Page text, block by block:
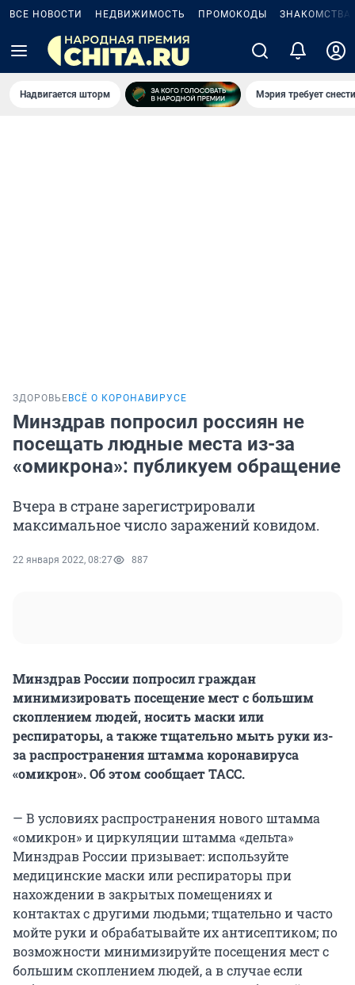
ВСЕ НОВОСТИ НЕДВИЖИМОСТЬ ПРОМОКОДЫ ЗНАКОМСТВА
Надвигается шторм Мэрия требует
ЗДОРОВЬЕ ВСЁ О КОРОНАВИРУСЕ
Минздрав попросил россиян не
посещать людные места из-за
«омикрона»: публикуем обращение
Вчера в стране зарегистрировали
максимальное число заражений ковидом.
22 января 2022, 08:27 887
Минздрав России попросил граждан
минимизировать посещение мест с большим
скоплением людей, носить маски или
респираторы, а также тщательно мыть руки из-
за распространения штамма коронавируса
«омикрон». Об этом сообщает ТАСС.
— В условиях распространения нового штамма
«омикрон» и циркуляции штамма «дельта»
Минздрав России призывает: используйте
медицинские маски или респираторы при
нахождении в закрытых помещениях и
контактах с другими людьми; тщательно и часто
мойте руки и обрабатывайте их антисептиком; по
возможности минимизируйте посещения мест с
большим скоплением людей, а в случае если